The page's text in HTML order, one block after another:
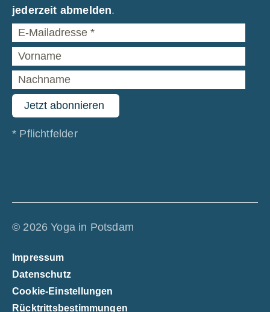
jederzeit abmelden.
* Pflichtfelder
© 2026 Yoga in Potsdam
Impressum
Datenschutz
Cookie-Einstellungen
Rücktrittsbestimmungen